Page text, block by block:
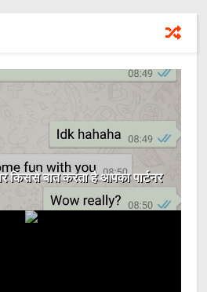
किससे बात करता है आपका पार्टनर